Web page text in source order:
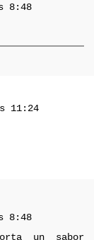
8:48
11:24
8:48
un sabor